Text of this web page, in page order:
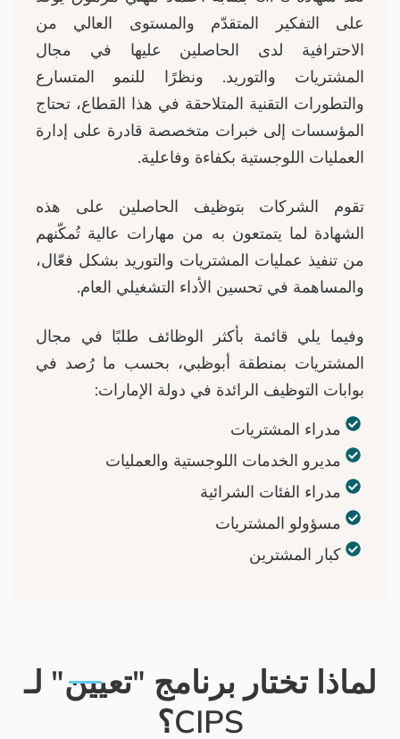
والمستوى العالي من
الحاصلين عليها في مجال
ونظرًا للنمو المتسارع
المتلاحقة في هذا القطاع، تحتاج
متخصصة قادرة على إدارة
بكفاءة وفاعلية.
بتوظيف الحاصلين على هذه
به من مهارات عالية تُمكّنهم
المشتريات والتوريد بشكل فعّال،
الأداء التشغيلي العام.
بأكثر الوظائف طلبًا في مجال
أبوظبي، بحسب ما رُصد في
في دولة الإمارات:
اللوجستية والعمليات
الشرائية
برنامج "تعيين" لـ